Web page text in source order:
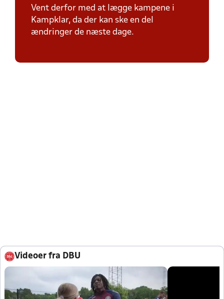
Vent derfor med at lægge kampene i
Kampklar, da der kan ske en del
ændringer de næste dage.
Videoer fra DBU